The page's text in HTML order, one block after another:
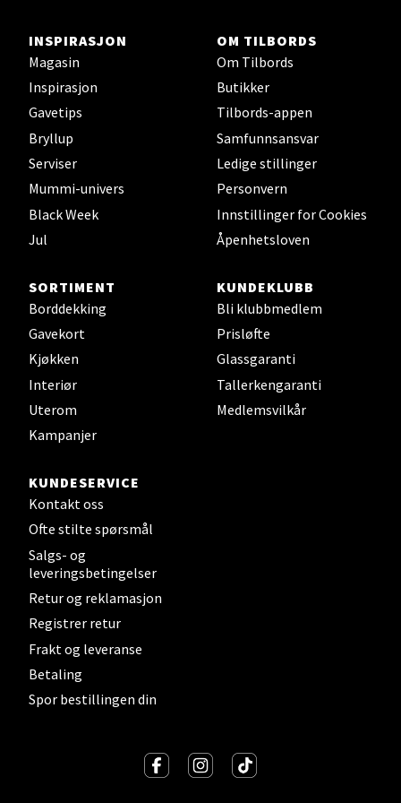
INSPIRASJON
Magasin
Inspirasjon
Gavetips
Bryllup
Serviser
Mummi-univers
Black Week
Jul
OM TILBORDS
Om Tilbords
Butikker
Tilbords-appen
Samfunnsansvar
Ledige stillinger
Personvern
Innstillinger for Cookies
Åpenhetsloven
SORTIMENT
Borddekking
Gavekort
Kjøkken
Interiør
Uterom
Kampanjer
KUNDEKLUBB
Bli klubbmedlem
Prisløfte
Glassgaranti
Tallerkengaranti
Medlemsvilkår
KUNDESERVICE
Kontakt oss
Ofte stilte spørsmål
Salgs- og
leveringsbetingelser
Retur og reklamasjon
Registrer retur
Frakt og leveranse
Betaling
Spor bestillingen din
Ski - Thon Senter Ski
Ski Storsenter, Jernbanesvingen 6, 1400 Ski
Sortland - Sortland Storsenter
Strangata 26, 8400 Sortland
Åpent i dag 10-19
Steinkjer - Thon Senter Steinkjer
Sjøfartsgata 2, 7714 Steinkjer
Åpent i dag 10-20